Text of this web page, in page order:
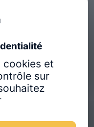
cabinet de groupe
pluridisciplinaire
cookies et
sur